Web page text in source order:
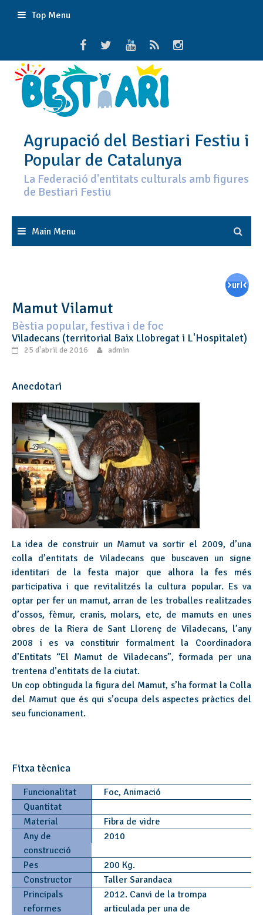
Top Menu
Agrupació del Bestiari Festiu i
Popular de Catalunya
La Federació d'entitats culturals amb figures
de Bestiari Festiu
Main Menu
Mamut Vilamut
Bèstia popular, festiva i de foc
Viladecans (territorial Baix Llobregat i L'Hospitalet)
25 d'abril de 2016 admin
Anecdotari
La idea de construir un Mamut va sortir el 2009, d’una
colla d’entitats de Viladecans que buscaven un signe
identitari de la festa major que alhora la fes més
participativa i que revitalitzés la cultura popular. Es va
optar per fer un mamut, arran de les troballes realitzades
d’ossos, fèmur, cranis, molars, etc, de mamuts en unes
obres de la Riera de Sant Llorenç de Viladecans, l’any
2008 i es va constituir formalment la Coordinadora
d’Entitats “El Mamut de Viladecans”, formada per una
trentena d’entitats de la ciutat.
Un cop obtinguda la figura del Mamut, s’ha format la Colla
del Mamut que és qui s’ocupa dels aspectes pràctics del
seu funcionament.
Fitxa tècnica
Funcionalitat
Foc, Animació
Quantitat
Material
Fibra de vidre
Any de
construcció
2010
Pes
200 Kg.
Constructor
Taller Sarandaca
Principals
reformes
2012. Canvi de la trompa
articulada per una de